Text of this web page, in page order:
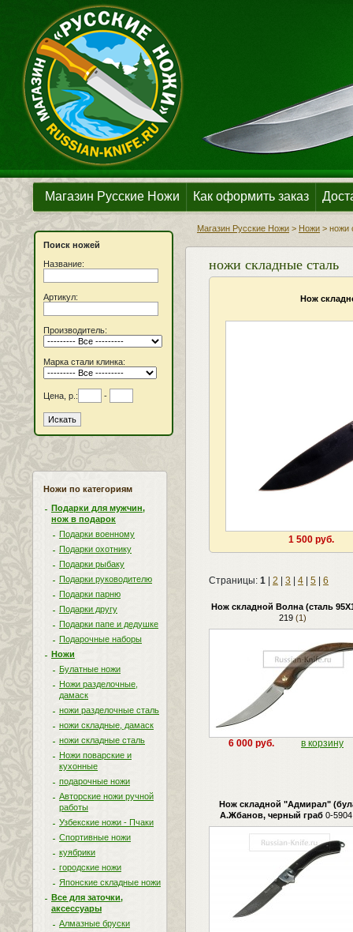
Магазин Русские Ножи Как оформить заказ
Поиск ножей
Название:
Артикул:
Производитель:
Марка стали клинка:
Цена, р.: -
Ножи по категориям
Подарки для мужчин,
нож в подарок
Подарки военному
Подарки охотнику
Подарки рыбаку
Подарки руководителю
Подарки парню
Подарки другу
Подарки папе и дедушке
Подарочные наборы
Ножи
Булатные ножи
Ножи разделочные,
дамаск
ножи разделочные сталь
ножи складные, дамаск
ножи складные сталь
Ножи поварские и
кухонные
подарочные ножи
Авторские ножи ручной
работы
Узбекские ножи - Пчаки
Спортивные ножи
куябрики
городские ножи
Японские складные ножи
Все для заточки,
аксессуары
Алмазные бруски
Магазин Русские Ножи > Ножи > ножи
ножи складные сталь
Нож
1 500 руб.
Страницы: 1 2 3 4 5 6
Нож складной Волна (сталь
219(1)
6 000 руб. в корзину
Нож складной "Адмирал"
А.Жбанов, черный граб0-5904